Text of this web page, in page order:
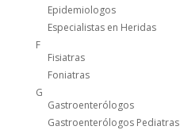
Epidemiologos
Especialistas en Heridas
F
Fisiatras
Foniatras
G
Gastroenterólogos
Gastroenterólogos Pediatras